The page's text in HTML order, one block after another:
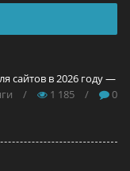
сайтов в 2026 году —
/ 1 185 / 0